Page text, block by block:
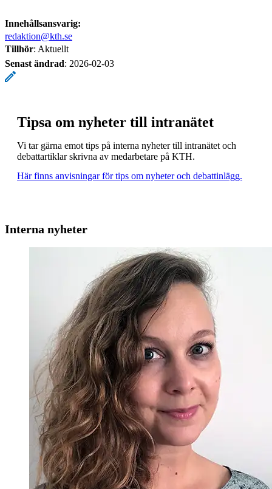
Innehållsansvarig:
redaktion@kth.se
Tillhör: Aktuellt
Senast ändrad: 2026-02-03
Tipsa om nyheter till intranätet
Vi tar gärna emot tips på interna nyheter till intranätet och
debattartiklar skrivna av medarbetare på KTH.
Här finns anvisningar för tips om nyheter och debattinlägg.
Interna nyheter